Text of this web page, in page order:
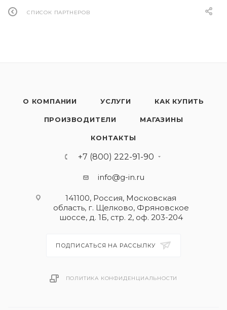
СПИСОК ПАРТНЕРОВ
О КОМПАНИИ УСЛУГИ КАК КУПИТЬ
ПРОИЗВОДИТЕЛИ МАГАЗИНЫ
КОНТАКТЫ
+7 (800) 222-91-90
info@g-in.ru
141100, Россия, Московская
область, г. Щелково, Фряновское
шоссе, д. 1Б, стр. 2, оф. 203-204
ПОДПИСАТЬСЯ НА РАССЫЛКУ
ПОЛИТИКА КОНФИДЕНЦИАЛЬНОСТИ